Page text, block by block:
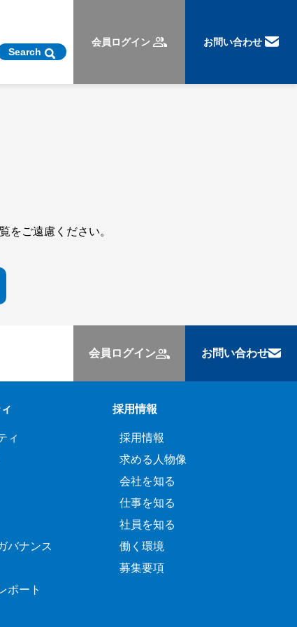
Search
会員ログイン お問い合わせ
をご遠慮ください。
会員ログイン お問い合わせ
ィ
バナンス
ポート
採用情報
採用情報
求める人物像
会社を知る
仕事を知る
社員を知る
働く環境
募集要項